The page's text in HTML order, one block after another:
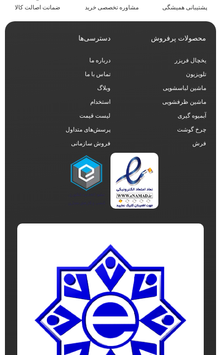
پشتیبانی همیشگی مشاوره تخصصی خرید ضمانت اصالت کالا
محصولات پرفروش
یخچال فریزر
تلویزیون
ماشین لباسشویی
ماشین ظرفشویی
آبمیوه گیری
چرخ گوشت
فرش
دسترسی‌ها
درباره ما
تماس با ما
وبلاگ
استخدام
لیست قیمت
پرسش‌های متداول
فروش سازمانی